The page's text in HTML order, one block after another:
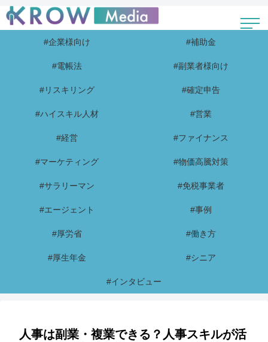
#企業様向け #補助金
#電帳法 #副業者様向け
#リスキリング #確定申告
#ハイスキル人材 #営業
#経営 #ファイナンス
#マーケティング #物価高騰対策
#サラリーマン #免税事業者
#エージェント #事例
#厚労省 #働き方
#厚生年金 #シニア
#インタビュー
人事は副業・複業できる？人事スキルが活